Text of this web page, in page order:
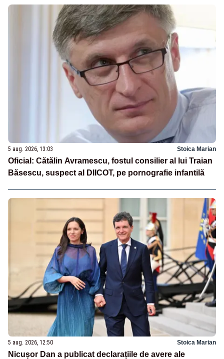
5 aug. 2026, 13:03 Stoica Marian
Oficial: Cătălin Avramescu, fostul consilier al lui Traian
Băsescu, suspect al DIICOT, pe pornografie infantilă
5 aug. 2026, 12:50 Stoica Marian
Nicușor Dan a publicat declarațiile de avere ale